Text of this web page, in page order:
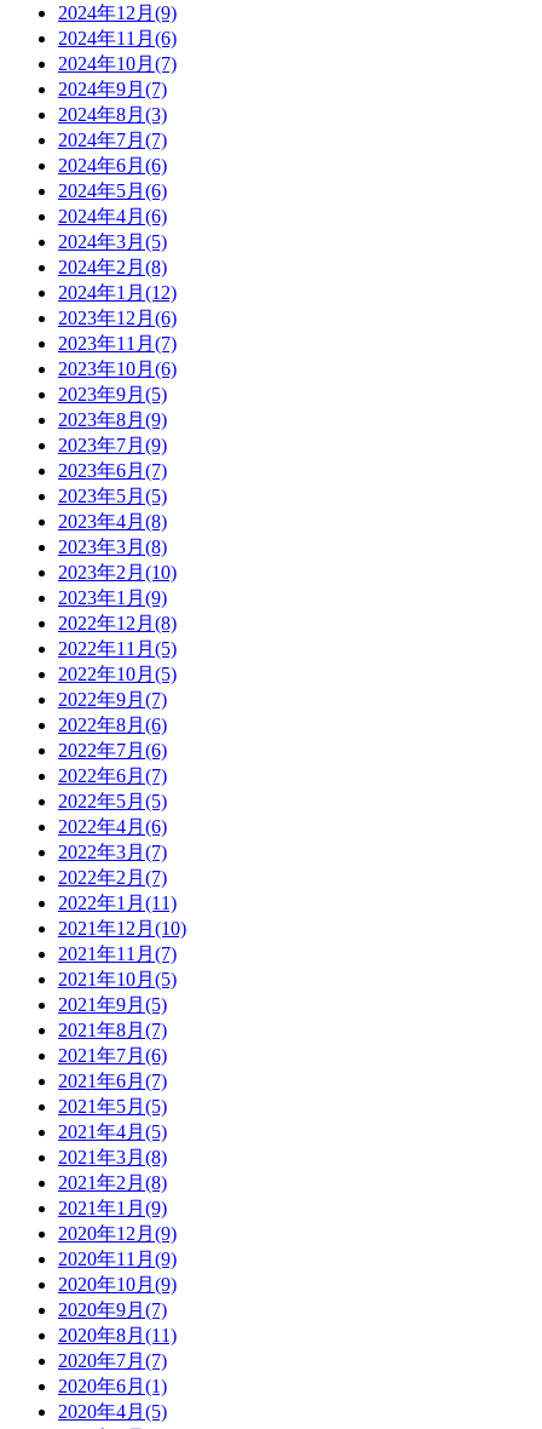
2024年12月(9)
2024年11月(6)
2024年10月(7)
2024年9月(7)
2024年8月(3)
2024年7月(7)
2024年6月(6)
2024年5月(6)
2024年4月(6)
2024年3月(5)
2024年2月(8)
2024年1月(12)
2023年12月(6)
2023年11月(7)
2023年10月(6)
2023年9月(5)
2023年8月(9)
2023年7月(9)
2023年6月(7)
2023年5月(5)
2023年4月(8)
2023年3月(8)
2023年2月(10)
2023年1月(9)
2022年12月(8)
2022年11月(5)
2022年10月(5)
2022年9月(7)
2022年8月(6)
2022年7月(6)
2022年6月(7)
2022年5月(5)
2022年4月(6)
2022年3月(7)
2022年2月(7)
2022年1月(11)
2021年12月(10)
2021年11月(7)
2021年10月(5)
2021年9月(5)
2021年8月(7)
2021年7月(6)
2021年6月(7)
2021年5月(5)
2021年4月(5)
2021年3月(8)
2021年2月(8)
2021年1月(9)
2020年12月(9)
2020年11月(9)
2020年10月(9)
2020年9月(7)
2020年8月(11)
2020年7月(7)
2020年6月(1)
2020年4月(5)